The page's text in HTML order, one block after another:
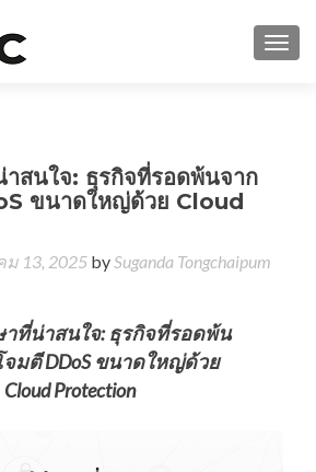
สนใจ: ธุรกิจที่รอดพ้นจาก
ขนาดใหญ่ด้วย Cloud
13, 2025 bySuganda Tongchaipum
ที่น่าสนใจ: ธุรกิจที่รอดพ้น
จมตี DDoS ขนาดใหญ่ด้วย
Cloud Protection